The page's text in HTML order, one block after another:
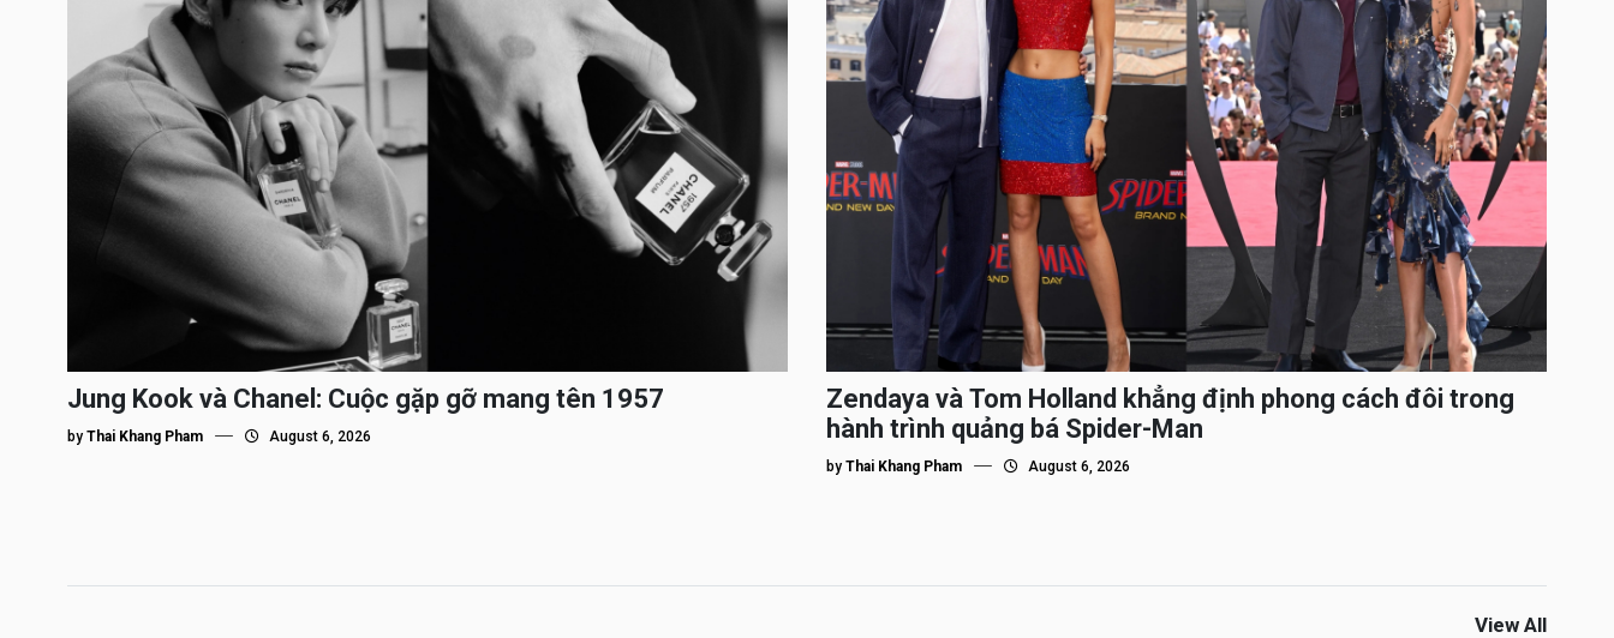
Jung Kook và Chanel: Cuộc gặp gỡ mang tên 1957
by Thai Khang Pham August 6, 2026
Zendaya và Tom Holland khẳng định phong cách đôi trong
hành trình quảng bá Spider-Man
by Thai Khang Pham August 6, 2026
View All